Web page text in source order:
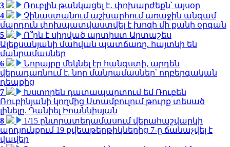
3
Ռուբլին թանկացել է․ փոխարժեքն՝ այսօր
4
Չինաստանում աշխարհում առաջին անգամ
մարդուն փոխպատվաստվել է խոզի մի քանի օրգան
5
Ո՞րն է սիրված արտիստ Արտաշես
Ալեքսանյանի մահվան պատճառը. հայտնի են
մանրամասներ
6
Նորայրը մեկնել էր հանգստի, արդեն
վերադառնում է. նոր մանրամասներ՝ ողբերգական
դեպքից
7
Խստորեն դատապարտում եմ Ռուբեն
Ռուբինյանի կողմից Ստամբուլում թուրք տեսած
լինելը. Դանիել Իոաննիսյան
8
1/15 ընտրատեղամասում վերահաշվարկի
արդյունքում 19 քվեաթերթիկներից 7-ը ճանաչվել է
վավեր